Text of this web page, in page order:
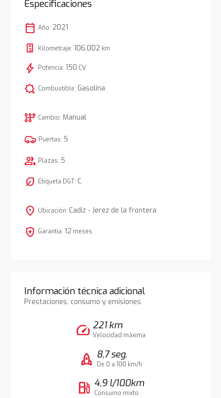
Especificaciones
calendar_today Año: 2021
Kilometraje: 106.002 km
bolt Potencia: 150 CV
comic_bubble Combustible: Gasolina
auto_transmission Cambio: Manual
Puertas: 5
group Plazas: 5
nest_eco_leaf Etiqueta DGT: C
location_on Ubicación: Cadiz - Jerez de la frontera
local_police Garantía: 12 meses
Información técnica adicional
Prestaciones, consumo y emisiones
speed 221 km
Velocidad máxima
rocket 8,7 seg.
De 0 a 100 km/h
local_gas_station 4,9 l/100km
Consumo mixto